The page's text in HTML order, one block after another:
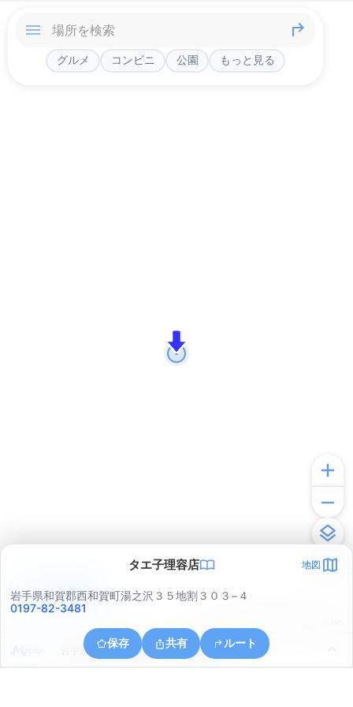
グルメ コンビニ 公園 もっと見る
タエ子理容店 地図
岩手県和賀郡西和賀町湯之沢３５地割３０３−４
0197-82-3481
保存 共有 ルート
岩手県和賀郡西和賀町大沓３６地割
アプリで見る